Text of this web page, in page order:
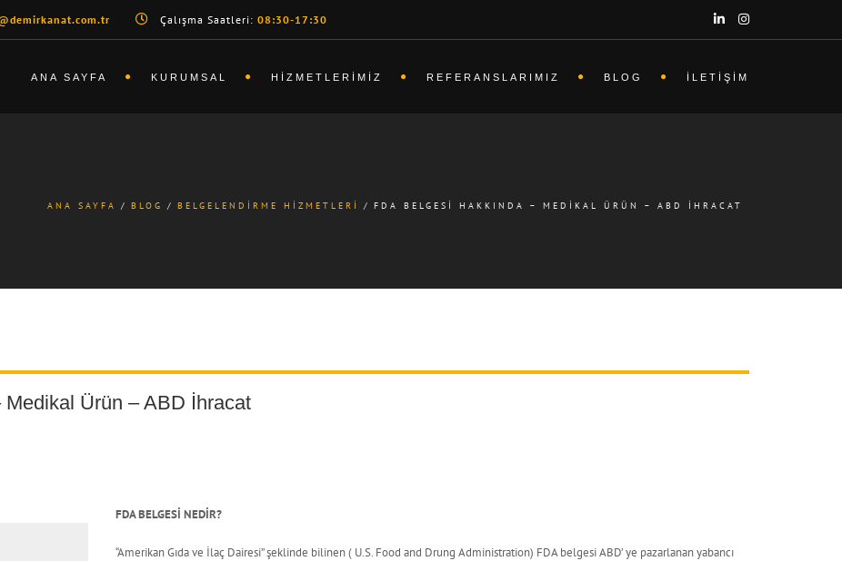
Çalışma Saatleri: 08:30-17:30
ANA SAYFA KURUMSAL HIZMETLERIMIZ REFERANSLARIMIZ BLOG İLETIŞIM
ANA SAYFA BLOG BELGELENDIRME HIZMETLERI FDA BELGESI HAKKINDA – MEDIKAL ÜRÜN – ABD İHRACAT
Medikal Ürün – ABD İhracat
FDA BELGESİ NEDİR?
“Amerikan Gıda ve İlaç Dairesi” şeklinde bilinen ( U.S. Food and Drung Administration) FDA belgesi ABD’ ye pazarlanan yabancı